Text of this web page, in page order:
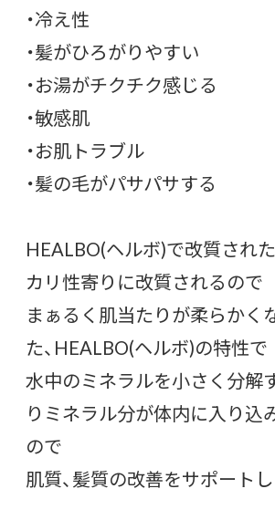
・冷え性
・髪がひろがりやすい
・お湯がチクチク感じる
・敏感肌
・お肌トラブル
・髪の毛がパサパサする
HEALBO(ヘルボ)で改質され
カリ性寄りに改質されるので
まぁるく肌当たりが柔らかく
た、HEALBO(ヘルボ)の特性で
水中のミネラルを小さく分解
りミネラル分が体内に入り込
ので
肌質、髪質の改善をサポート